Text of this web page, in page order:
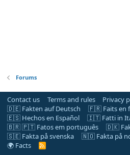
Forums
Contact us Terms and rules Privacy
🇩🇪 Fakten auf Deutsch
🇫🇷 Faits en
🇪🇸 Hechos en Español
🇮🇹 Fatti in
🇧🇷 🇵🇹 Fatos em português
🇩🇰
🇸🇪 Fakta på svenska
🇳🇴 Fakta på
🌍 Facts
R